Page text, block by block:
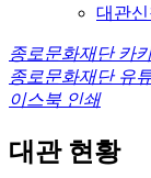
대관신
종로문화재단 카
종로문화재단 유
이스북 인쇄
대관 현황